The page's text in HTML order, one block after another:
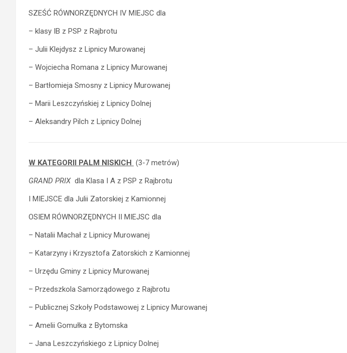
SZEŚĆ RÓWNORZĘDNYCH IV MIEJSC dla
– klasy IB z PSP z Rajbrotu
– Julii Klejdysz z Lipnicy Murowanej
– Wojciecha Romana z Lipnicy Murowanej
– Bartłomieja Smosny z Lipnicy Murowanej
– Marii Leszczyńskiej z Lipnicy Dolnej
– Aleksandry Pilch z Lipnicy Dolnej
W KATEGORII PALM NISKICH (3-7 metrów)
GRAND PRIXdla Klasa I A z PSP z Rajbrotu
I MIEJSCE dla Julii Zatorskiej z Kamionnej
OSIEM RÓWNORZĘDNYCH II MIEJSC dla
– Natalii Machał z Lipnicy Murowanej
– Katarzyny i Krzysztofa Zatorskich z Kamionnej
– Urzędu Gminy z Lipnicy Murowanej
– Przedszkola Samorządowego z Rajbrotu
– Publicznej Szkoły Podstawowej z Lipnicy Murowanej
– Amelii Gomułka z Bytomska
– Jana Leszczyńskiego z Lipnicy Dolnej